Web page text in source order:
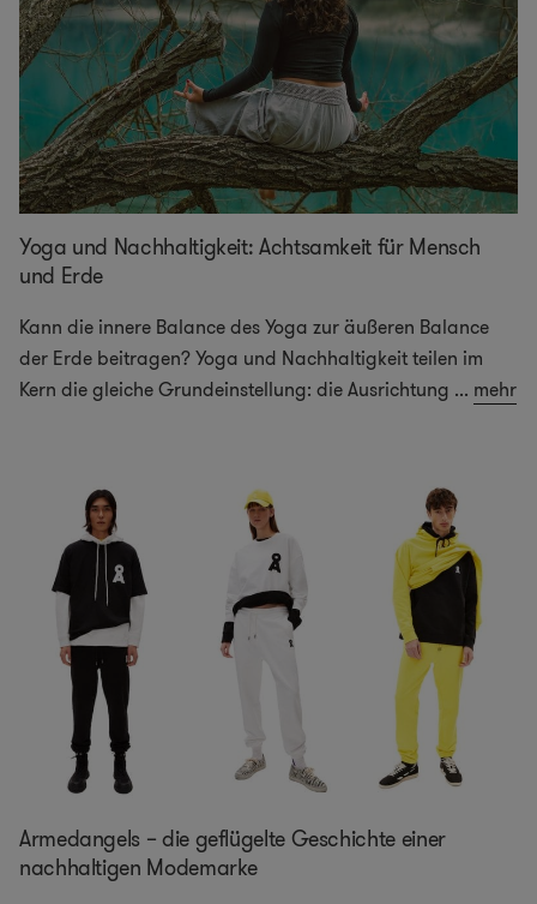
Yoga und Nachhaltigkeit: Achtsamkeit für Mensch
und Erde
Kann die innere Balance des Yoga zur äußeren Balance
der Erde beitragen? Yoga und Nachhaltigkeit teilen im
Kern die gleiche Grundeinstellung: die Ausrichtung ... mehr
Armedangels – die geflügelte Geschichte einer
nachhaltigen Modemarke